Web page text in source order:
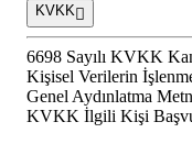
KVKK
6698 Sayılı KVKK
Kişisel Verilerin
Genel Aydınlatma
KVKK İlgili Kişi